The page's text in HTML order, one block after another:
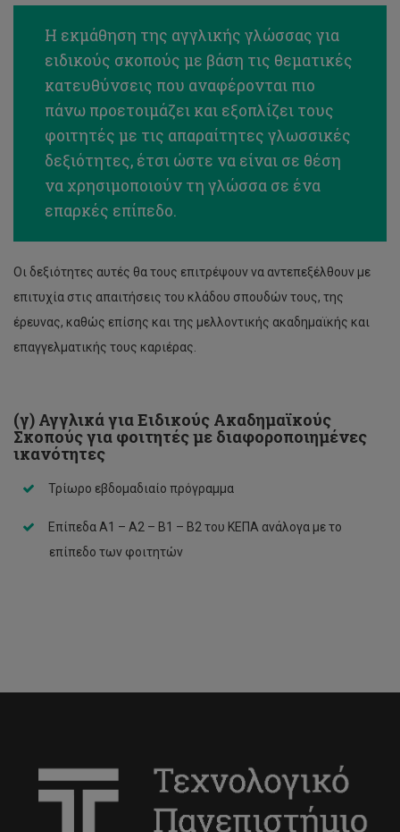
Η εκμάθηση της αγγλικής γλώσσας για
ειδικούς σκοπούς με βάση τις θεματικές
κατευθύνσεις που αναφέρονται πιο
πάνω προετοιμάζει και εξοπλίζει τους
φοιτητές με τις απαραίτητες γλωσσικές
δεξιότητες, έτσι ώστε να είναι σε θέση
να χρησιμοποιούν τη γλώσσα σε ένα
επαρκές επίπεδο.
Οι δεξιότητες αυτές θα τους επιτρέψουν να αντεπεξέλθουν με
επιτυχία στις απαιτήσεις του κλάδου σπουδών τους, της
έρευνας, καθώς επίσης και της μελλοντικής ακαδημαϊκής και
επαγγελματικής τους καριέρας.
(γ) Αγγλικά για Ειδικούς Ακαδημαϊκούς
Σκοπούς για φοιτητές με διαφοροποιημένες
ικανότητες
Τρίωρο εβδομαδιαίο πρόγραμμα
Επίπεδα Α1 – Α2 – Β1 – Β2 του ΚΕΠΑ ανάλογα με το
επίπεδο των φοιτητών